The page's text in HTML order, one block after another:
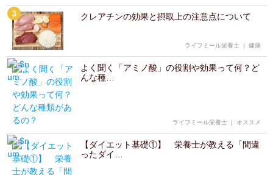
クレアチンの効果と摂取上の注意点について
ライフミール栄養士 | 健康
よく聞く「アミノ酸」の役割や効果って何？ど
んな種…
ライフミール栄養士 | オススメ
【ダイエット基礎①】 栄養士が教える「間違
ったダイ…